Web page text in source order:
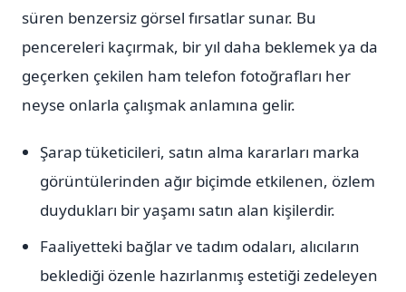
süren benzersiz görsel fırsatlar sunar. Bu
pencereleri kaçırmak, bir yıl daha beklemek ya da
geçerken çekilen ham telefon fotoğrafları her
neyse onlarla çalışmak anlamına gelir.
Şarap tüketicileri, satın alma kararları marka
görüntülerinden ağır biçimde etkilenen, özlem
duydukları bir yaşamı satın alan kişilerdir.
Faaliyetteki bağlar ve tadım odaları, alıcıların
beklediği özenle hazırlanmış estetiği zedeleyen